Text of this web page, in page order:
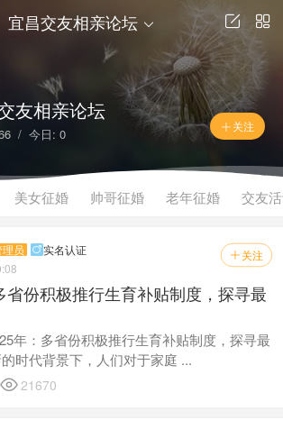
宜昌交友相亲论坛  

 关注
友相亲论坛
/ 今日: 0
美女征婚 帅哥征婚 老年征婚 交友
 关注
员 实名认证
省份积极推行生育补贴制度，探寻最
年：多省份积极推行生育补贴制度，探寻最
时代背景下，人们对于家庭 ...
21670